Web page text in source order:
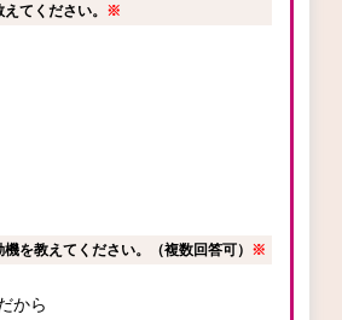
コミックエッセイ
てください。 ※
を教えてください。（複数回答可） ※
から